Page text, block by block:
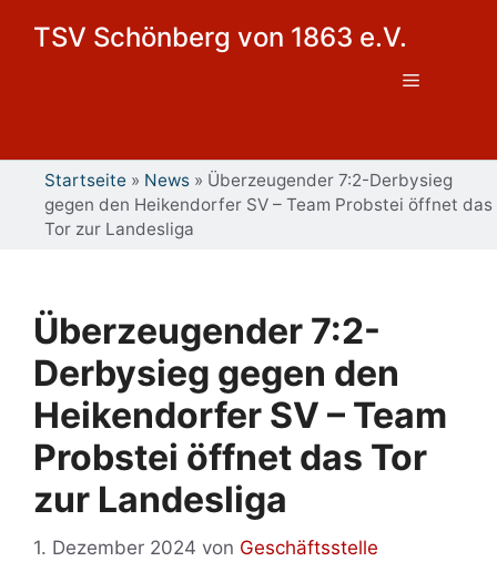
TSV Schönberg von 1863 e.V.
Menü
Startseite » News » Überzeugender 7:2-Derbysieg
gegen den Heikendorfer SV – Team Probstei öffnet das
Tor zur Landesliga
Überzeugender 7:2-
Derbysieg gegen den
Heikendorfer SV – Team
Probstei öffnet das Tor
zur Landesliga
1. Dezember 2024 von Geschäftsstelle